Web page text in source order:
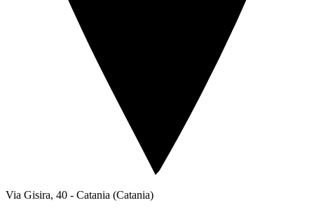
Via Gisira, 40 - Catania (Catania)